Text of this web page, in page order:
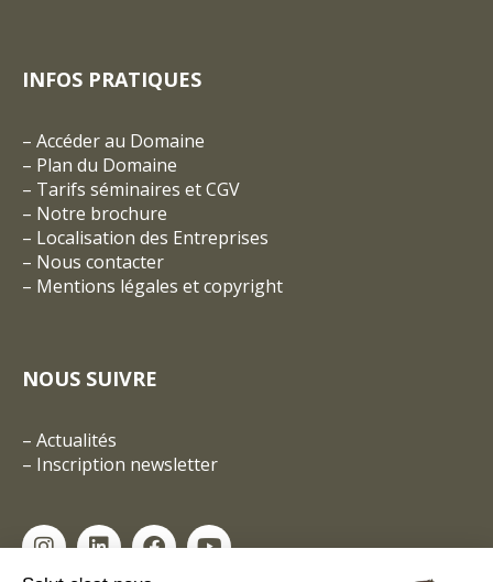
INFOS PRATIQUES
– Accéder au Domaine
– Plan du Domaine
– Tarifs séminaires et CGV
– Notre brochure
– Localisation des Entreprises
– Nous contacter
– Mentions légales et copyright
NOUS SUIVRE
– Actualités
– Inscription newsletter